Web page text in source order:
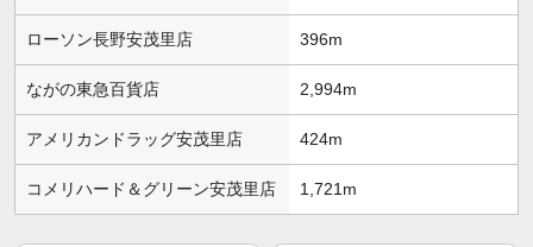
ローソン長野安茂里店 396m
ながの東急百貨店 2,994m
アメリカンドラッグ安茂里店 424m
コメリハード＆グリーン安茂里店 1,721m